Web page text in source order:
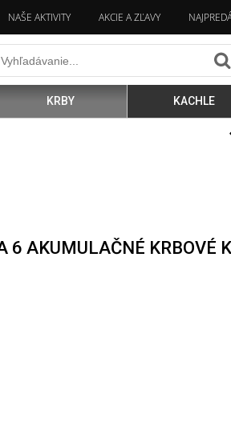
NAŠE AKTIVITY AKCIE A ZĽAVY
KRBY KACHLE
6 AKUMULAČNÉ KRBOVÉ